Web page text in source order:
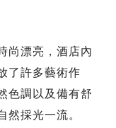
尚漂亮，酒店內
了許多藝術作
色調以及備有舒
然採光一流。